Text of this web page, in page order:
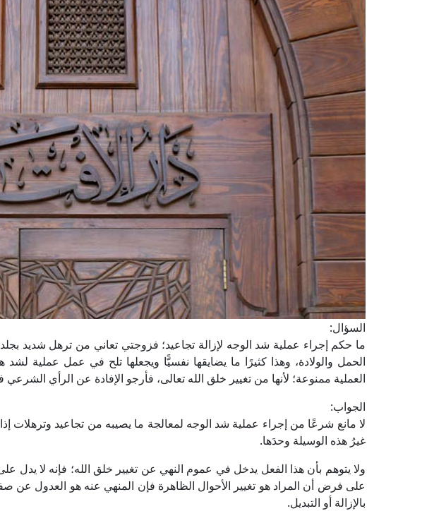
السؤال:
ما حكم إجراء عملية شد الوجه لإزالة تجاعيد؛ فزوجتي تعاني من ترهل شديد
الحمل والولادة، وهذا كثيرًا ما يضايقها نفسيًّا ويجعلها تلح في عمل عملية
العملية ممنوعة؛ لأنها من تغيير خلق الله تعالى، فأرجو الإفادة عن الرأي
الجواب:
لا مانع شرعًا من إجراء عملية شد الوجه لمعالجة ما يصيبه من تجاعيد وترهلات
غيرُ هذه الوسيلة وحدَها.
ولا يتوهم بأن هذا الفعل يدخل في عموم النهي عن تغيير خلق الله؛ فإنه لا يدل
على فرض أن المراد هو تغيير الأحوال الظاهرة فإن المنهي عنه هو العدول عن
بالإزالة أو التبديل.